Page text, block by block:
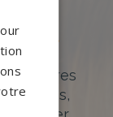
et
de pierres